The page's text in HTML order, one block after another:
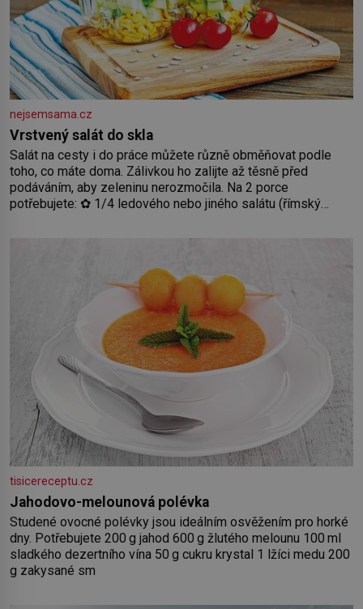
nejsemsama.cz
Vrstvený salát do skla
Salát na cesty i do práce můžete různě obměňovat podle
toho, co máte doma. Zálivkou ho zalijte až těsně před
podáváním, aby zeleninu nerozmočila. Na 2 porce
potřebujete: ✿ 1/4 ledového nebo jiného salátu (římský
2 rajčata Zálivka: ✿ 4 lžíce olivového oleje ✿ 1 lžíci citronové
tisicereceptu.cz
Jahodovo-melounová polévka
Studené ovocné polévky jsou ideálním osvěžením pro horké
dny. Potřebujete 200 g jahod 600 g žlutého melounu 100 ml
sladkého dezertního vína 50 g cukru krystal 1 lžíci medu 200
g zakysané sm